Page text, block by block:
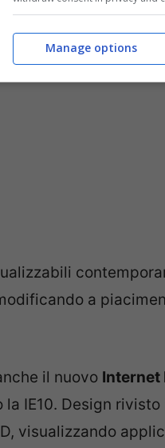
a
il nuovo Internet
IE10. Design
visualizzando
Manage options